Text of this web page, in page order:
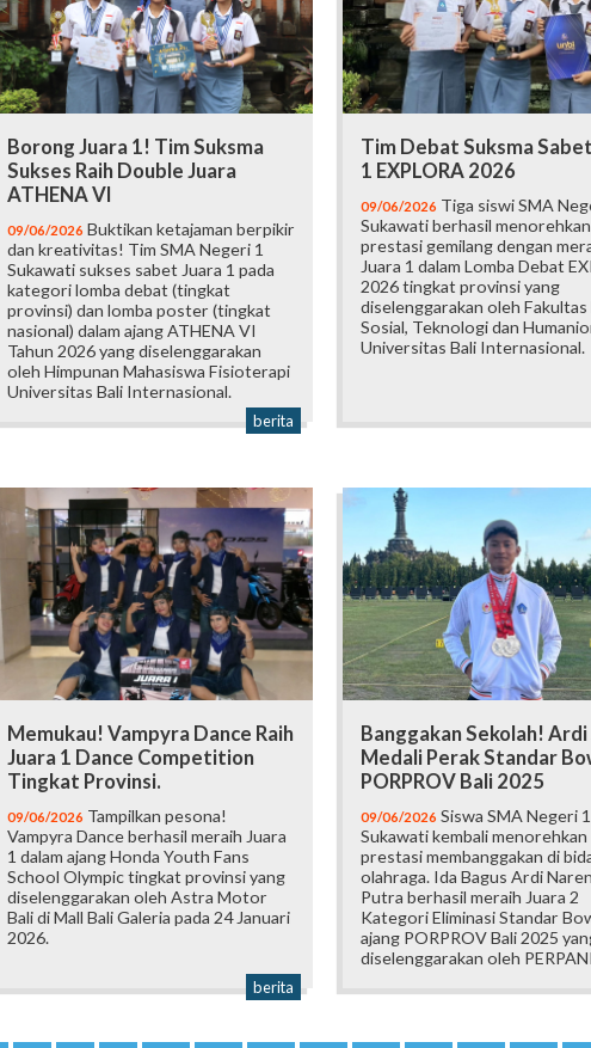
Borong Juara 1! Tim Suksma
Sukses Raih Double Juara
ATHENA VI
09/06/2026 Buktikan ketajaman berpikir
dan kreativitas! Tim SMA Negeri 1
Sukawati sukses sabet Juara 1 pada
kategori lomba debat (tingkat
provinsi) dan lomba poster (tingkat
nasional) dalam ajang ATHENA VI
Tahun 2026 yang diselenggarakan
oleh Himpunan Mahasiswa Fisioterapi
Universitas Bali Internasional.
berita
Tim Debat Suksma
1 EXPLORA 2026
09/06/2026 Tiga siswi SMA
Sukawati berhasil menorehkan
prestasi gemilang dengan
Juara 1 dalam Lomba Debat
2026 tingkat provinsi yang
diselenggarakan oleh Fakultas
Sosial, Teknologi dan
Universitas Bali Internasional.
Memukau! Vampyra Dance Raih
Juara 1 Dance Competition
Tingkat Provinsi.
09/06/2026 Tampilkan pesona!
Vampyra Dance berhasil meraih Juara
1 dalam ajang Honda Youth Fans
School Olympic tingkat provinsi yang
diselenggarakan oleh Astra Motor
Bali di Mall Bali Galeria pada 24 Januari
2026.
berita
Banggakan Sekolah!
Medali Perak Standar
PORPROV Bali 2025
09/06/2026 Siswa SMA Negeri 1
Sukawati kembali menorehkan
prestasi membanggakan di
olahraga. Ida Bagus Ardi
Putra berhasil meraih Juara 2
Kategori Eliminasi Standar
ajang PORPROV Bali 2025
diselenggarakan oleh